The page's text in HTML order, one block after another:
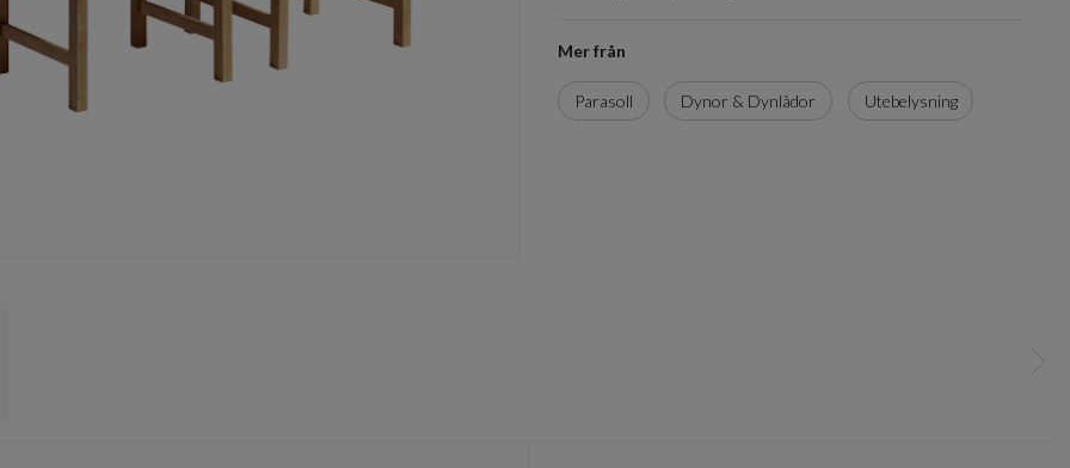
Mer från
Parasoll Dynor & Dynlådor Utebelysning
i kundvagn